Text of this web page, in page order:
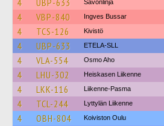
4 UBP-633 Savonlinja
4 VBP-840 Ingves Bussar
4 TCS-126 Kivistö
4 UBP-633 ETELA-SLL
4 VLA-554 Osmo Aho
4 LHU-302 Heiskasen Liikenne
4 LKK-116 Liikenne-Pasma
4 TCL-244 Lyttylän Liikenne
4 OBH-804 Koiviston Oulu